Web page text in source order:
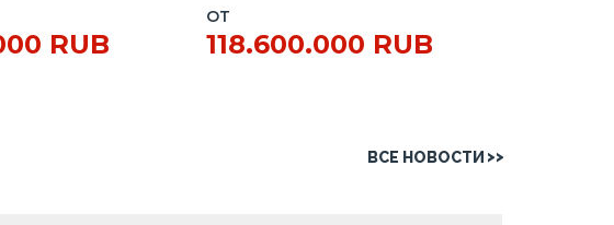
RUB
ОТ
118.600.000 RUB
ВСЕ НОВОСТИ